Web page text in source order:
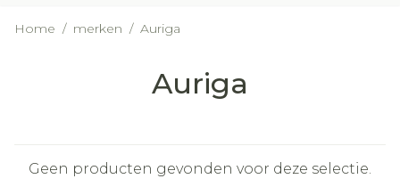
Home / merken / Auriga
Auriga
Geen producten gevonden voor deze selectie.